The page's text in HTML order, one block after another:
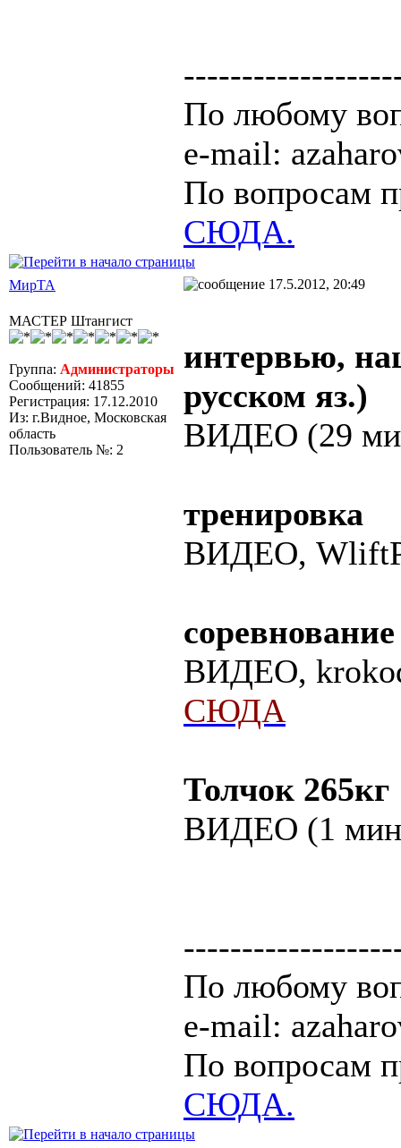
По любому
e-mail:
По вопросам
СЮДА.
МирТА 17.5.2012, 20:49
МАСТЕР Штангист
Группа: Администраторы
Сообщений: 41855
Регистрация: 17.12.2010
Из: г.Видное, Московская
область
Пользователь №: 2
интервью,
русском яз.)
ВИДЕО (29
тренировка
ВИДЕО,
соревнование
ВИДЕО,
СЮДА
Толчок 265кг
ВИДЕО (1
По любому
e-mail:
По вопросам
СЮДА.